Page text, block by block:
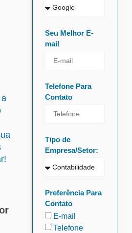
Seu Melhor E-
mail
Telefone Para
Contato
Tipo de
Empresa/Setor:
Preferência Para
Contato
E-mail
Telefone